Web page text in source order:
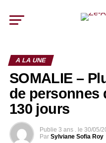
A LA UNE
SOMALIE –
de personnes
130 jours
Publie 3 ans . le 30/05/
Par Sylviane Sofia Roy